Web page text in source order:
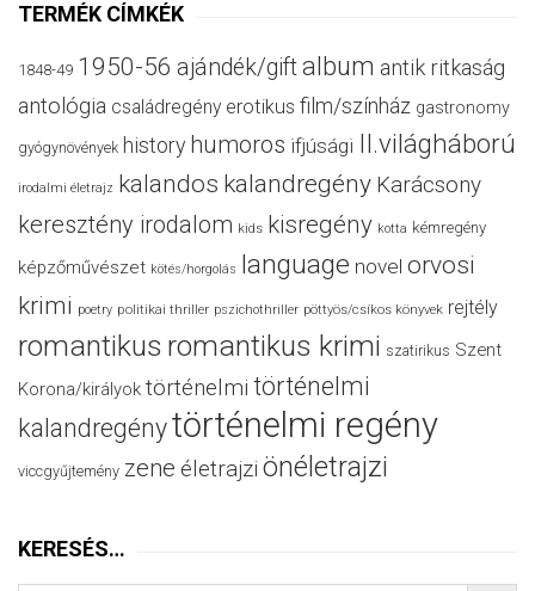
TERMÉK CÍMKÉK
1848-49 1950-56 ajándék/giftalbum antik ritkaság
antológia családregény erotikus film/színház gastronomy
gyógynövények history humoros ifjúsági II.világháború
irodalmi életrajz kalandos kalandregény Karácsony
keresztény irodalom kids kisregény kotta kémregény
képzőművészet kötés/horgolás language novel orvosi
krimi poetry politikai thriller pszichothriller pöttyös/csíkos könyvek rejtély
romantikus romantikus krimi szatirikus Szent
Korona/királyok történelmi történelmi
kalandregénytörténelmi regény
viccgyűjtemény zene életrajzi önéletrajzi
KERESÉS…